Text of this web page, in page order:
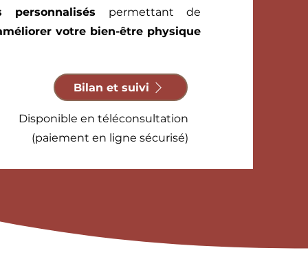
personnalisés permettant de
votre bien-être physique
Bilan et suivi
Disponible en téléconsultation
(paiement en ligne sécurisé)